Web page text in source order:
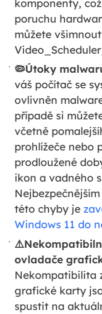
komponenty,
poruchu
můžete všimnout
🦠Útoky
váš počítač se
ovlivněn
případě si
včetně
prohlížeče nebo
prodloužené
ikon a vadného
této chyby je
Windows 11 do
ovladače
Nekompatibilita
grafické karty
spustit na